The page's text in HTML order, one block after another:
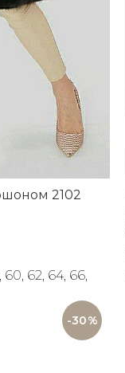
-30%
2102
62, 64, 66,